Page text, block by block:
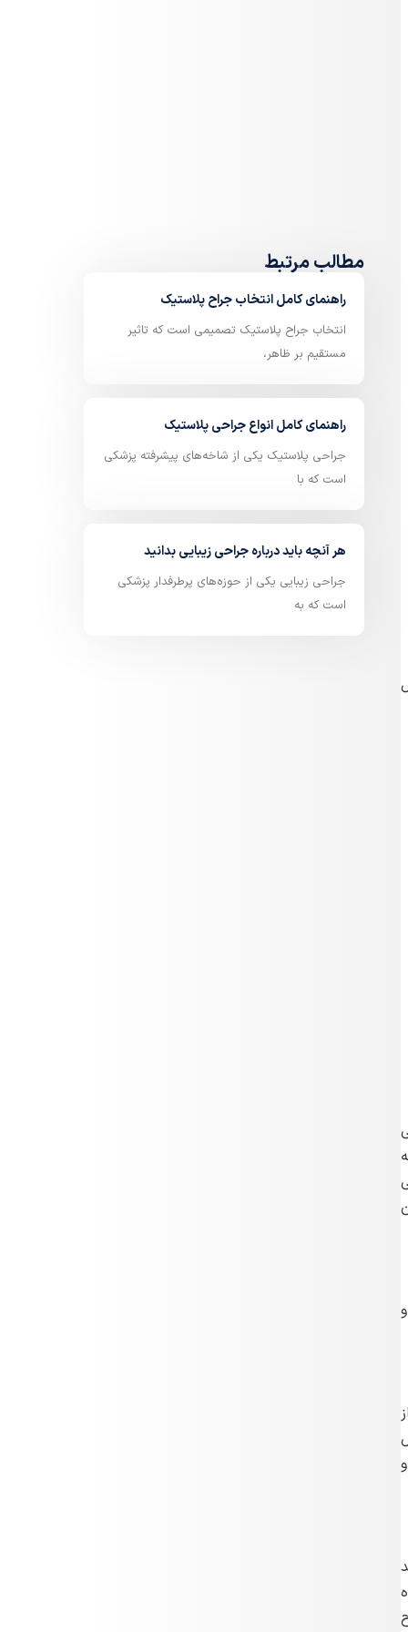
مطالب مرتبط
راهنمای کامل انتخاب جراح پلاستیک
انتخاب جراح پلاستیک تصمیمی است که تاثیر
مستقیم بر ظاهر،
راهنمای کامل انواع جراحی پلاستیک
جراحی پلاستیک یکی از شاخه‌های پیشرفته پزشکی
است که با
هر آنچه باید درباره جراحی زیبایی بدانید
جراحی زیبایی یکی از حوزه‌های پرطرفدار پزشکی
است که به